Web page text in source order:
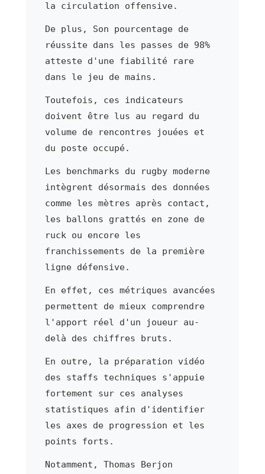
la circulation offensive.
De plus, Son pourcentage de
réussite dans les passes de 98%
atteste d'une fiabilité rare
dans le jeu de mains.
Toutefois, ces indicateurs
doivent être lus au regard du
volume de rencontres jouées et
du poste occupé.
Les benchmarks du rugby moderne
intègrent désormais des données
comme les mètres après contact,
les ballons grattés en zone de
ruck ou encore les
franchissements de la première
ligne défensive.
En effet, ces métriques avancées
permettent de mieux comprendre
l'apport réel d'un joueur au-
delà des chiffres bruts.
En outre, la préparation vidéo
des staffs techniques s'appuie
fortement sur ces analyses
statistiques afin d'identifier
les axes de progression et les
points forts.
Notamment, Thomas Berjon